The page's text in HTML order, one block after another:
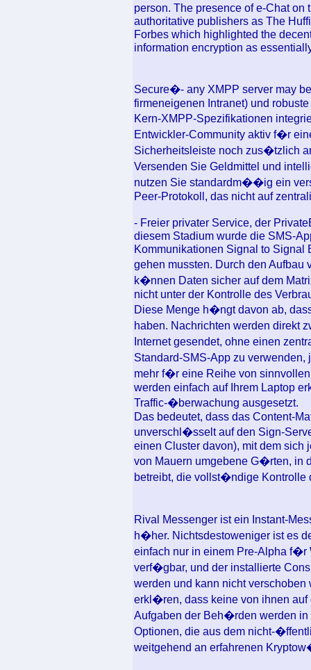
person. The presence of e-Chat
authoritative publishers as The
Forbes which highlighted the
information encryption as
Secure�- any XMPP server may
firmeneigenen Intranet) und
Kern-XMPP-Spezifikationen
Entwickler-Community aktiv f�r
Sicherheitsleiste noch zus�tzlich
Versenden Sie Geldmittel und
nutzen Sie standardm��ig ein
Peer-Protokoll, das nicht auf
- Freier privater Service, der
diesem Stadium wurde die SMS-
Kommunikationen Signal to Signal
gehen mussten. Durch den
k�nnen Daten sicher auf dem
nicht unter der Kontrolle des
Diese Menge h�ngt davon ab,
haben. Nachrichten werden direkt
Internet gesendet, ohne einen
Standard-SMS-App zu
mehr f�r eine Reihe von
werden einfach auf Ihrem Laptop
Traffic-�berwachung ausgesetzt.
Das bedeutet, dass das Content-
unverschl�sselt auf den Sign-
einen Cluster davon), mit dem sich
von Mauern umgebene G�rten, in
betreibt, die vollst�ndige Kontrolle
Rival Messenger ist ein Instant-
h�her. Nichtsdestoweniger ist es
einfach nur in einem Pre-Alpha f�r
verf�gbar, und der installierte
werden und kann nicht
erkl�ren, dass keine von ihnen
Aufgaben der Beh�rden werden
Optionen, die aus dem nicht-
weitgehend an erfahrenen